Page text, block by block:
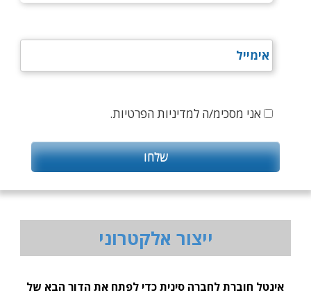
אני מסכימ/ה למדיניות הפרטיות.
ייצור אלקטרוני
אינטל חוברת לחברה סינית כדי לפתח את הדור הבא של